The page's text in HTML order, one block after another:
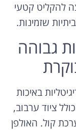
להקליט קטעי
שזמינות.
גבוהה
באיכות
ציוד ערבוב,
קול. האולפן